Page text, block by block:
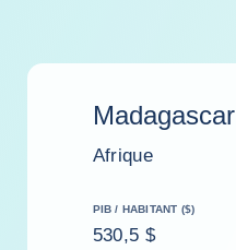
Madagascar
Afrique
PIB / HABITANT ($)
530,5 $